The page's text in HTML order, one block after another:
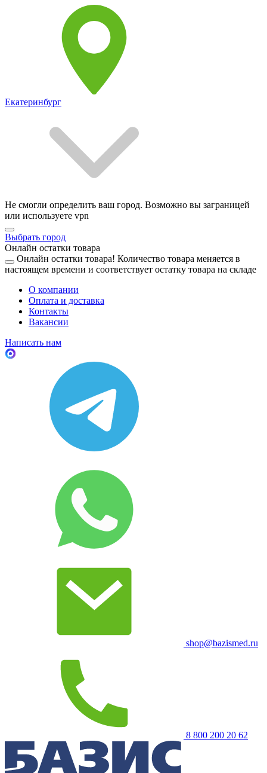
Екатеринбург
Не смогли определить ваш город. Возможно вы заграницей
или используете vpn
Выбрать город
Онлайн остатки товара
Онлайн остатки товара! Количество товара меняется в
настоящем времени и соответствует остатку товара на складе
О компании
Оплата и доставка
Контакты
Вакансии
Написать нам
shop@bazismed.ru
8 800 200 20 62